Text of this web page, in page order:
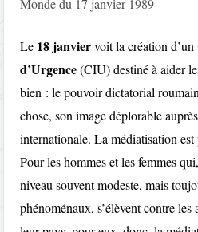
Monde du 17 janvier 1989
Le 18 janviervoit la création d’un
d’Urgence(CIU) destiné à aider
bien : le pouvoir dictatorial roumain
chose, son image déplorable
internationale. La médiatisation
Pour les hommes et les femmes
niveau souvent modeste, mais
phénoménaux, s’élèvent contre